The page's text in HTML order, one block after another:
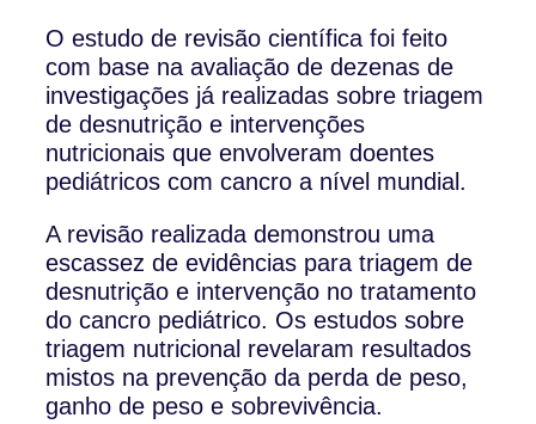
O estudo de revisão científica foi feito
com base na avaliação de dezenas de
investigações já realizadas sobre triagem
de desnutrição e intervenções
nutricionais que envolveram doentes
pediátricos com cancro a nível mundial.
A revisão realizada demonstrou uma
escassez de evidências para triagem de
desnutrição e intervenção no tratamento
do cancro pediátrico. Os estudos sobre
triagem nutricional revelaram resultados
mistos na prevenção da perda de peso,
ganho de peso e sobrevivência.